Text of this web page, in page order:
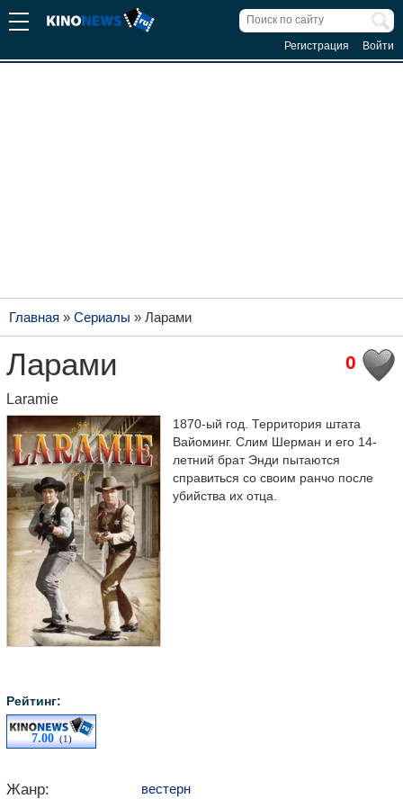
Регистрация Войти
Главная » Сериалы » Ларами
0
Ларами
Laramie
Рейтинг:
7.00(1)
1870-ый год. Территория штата
Вайоминг. Слим Шерман и его 14-
летний брат Энди пытаются
справиться со своим ранчо после
убийства их отца.
Жанр: вестерн